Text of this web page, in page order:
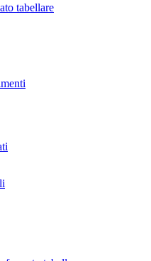
tabellare